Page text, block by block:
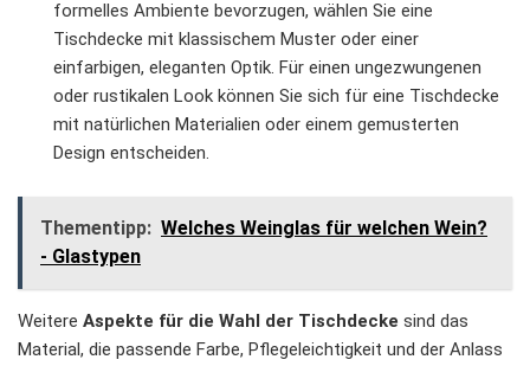
formelles Ambiente bevorzugen, wählen Sie eine
Tischdecke mit klassischem Muster oder einer
einfarbigen, eleganten Optik. Für einen ungezwungenen
oder rustikalen Look können Sie sich für eine Tischdecke
mit natürlichen Materialien oder einem gemusterten
Design entscheiden.
Thementipp: Welches Weinglas für welchen Wein?
- Glastypen
Weitere Aspekte für die Wahl der Tischdecke sind das
Material, die passende Farbe, Pflegeleichtigkeit und der Anlass